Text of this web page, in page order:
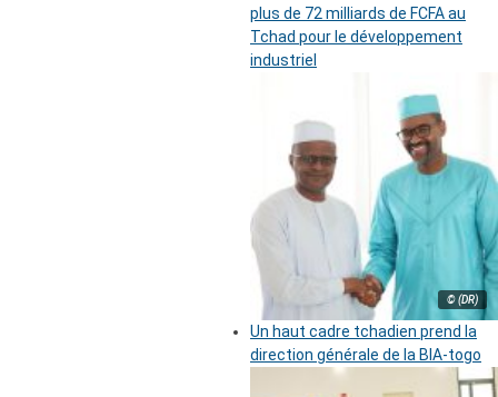
plus de 72 milliards de FCFA au
Tchad pour le développement
industriel
© (DR)
Un haut cadre tchadien prend la
direction générale de la BIA-togo